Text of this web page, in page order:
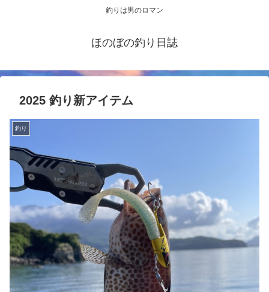
釣りは男のロマン
ほのぼの釣り日誌
2025 釣り新アイテム
釣り